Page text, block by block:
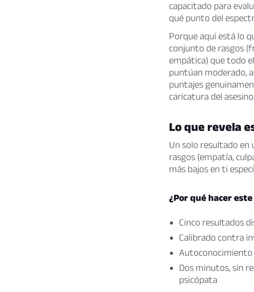
capacitado para
qué punto del
Porque aquí está lo
conjunto de rasgos
empática) que todo
puntúan moderado,
puntajes
caricatura del
Lo que revela
Un solo resultado en
rasgos (empatía,
más bajos en ti
¿Por qué hacer
Cinco resultados
Calibrado contra
Autoconocimiento
Dos minutos, sin
psicópata